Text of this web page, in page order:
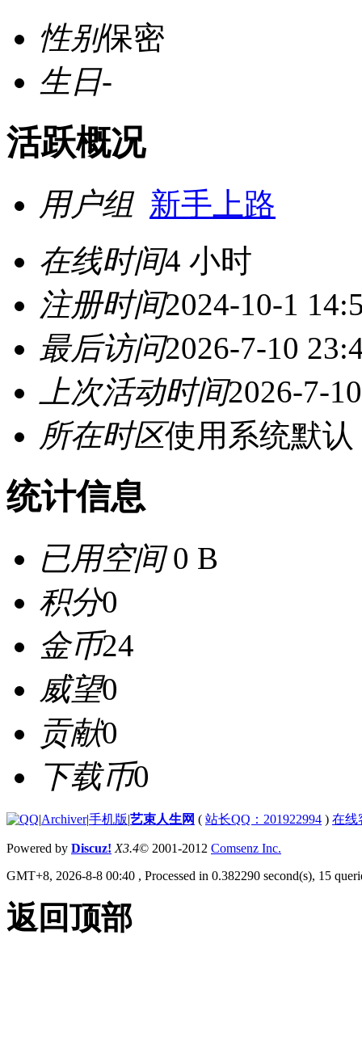
性别保密
生日-
活跃概况
用户组 新手上路
在线时间4 小时
注册时间2024-10-1
最后访问2026-7-10
上次活动时间2026-7-
所在时区使用系统默认
统计信息
已用空间0 B
积分0
金币24
威望0
贡献0
下载币0
|Archiver|手机版|艺束人生网 ( 站长QQ：201922994 ) 在线
Powered by Discuz! X3.4© 2001-2012 Comsenz Inc.
GMT+8, 2026-8-8 00:40 , Processed in 0.382290 second(s), 15
返回顶部